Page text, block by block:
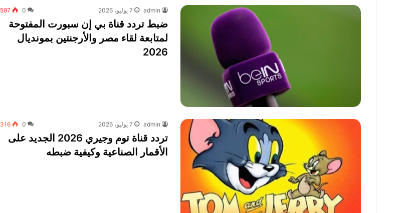
admin 7 يوليو، 2026 0
597
ضبط تردد قناة بي إن سبورت المفتوحة
لمتابعة لقاء مصر والأرجنتين بمونديال
2026
admin 7 يوليو، 2026 0
316
تردد قناة توم وجيري 2026 الجديد على
الأقمار الصناعية وكيفية ضبطه